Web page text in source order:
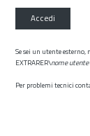
Accedi
Se sei un utente
EXTRARER\nome utente
Per problemi tecnici